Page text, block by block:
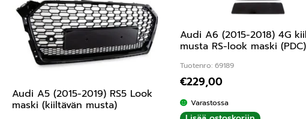
Audi A5 (2015-2019) RS5 Look
maski (kiiltävän musta)
Audi A6 (2015-2018) 4G
musta RS-look maski (PDC)
Tuotenro: 69189
€229,00
Varastossa